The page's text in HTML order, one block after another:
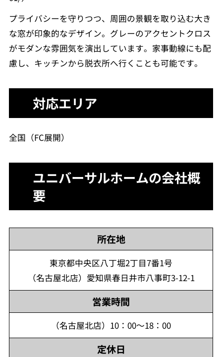
プライバシーを守りつつ、周囲の景観を取り込む大き
な窓が印象的なデザイン。グレーのアクセントクロス
がモダンな雰囲気を演出しています。家事動線にも配
慮し、キッチンから脱衣所へ行くことも可能です。
対応エリア
全国（FC展開）
ユニバーサルホームの会社概
要
所在地
東京都中央区八丁堀2丁目7番1号
（名古屋北店）愛知県春日井市八事町3-12-1
営業時間
（名古屋北店）10：00～18：00
定休日